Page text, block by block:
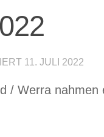
11. JULI 2022
/ Werra